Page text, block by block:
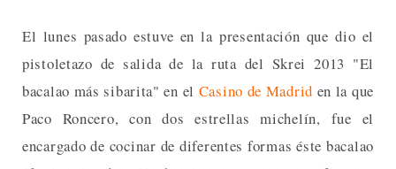
El lunes pasado estuve en la presentación que dio el
pistoletazo de salida de la ruta del Skrei 2013 "El
bacalao más sibarita" en el Casino de Madrid en la que
Paco Roncero, con dos estrellas michelín, fue el
encargado de cocinar de diferentes formas éste bacalao